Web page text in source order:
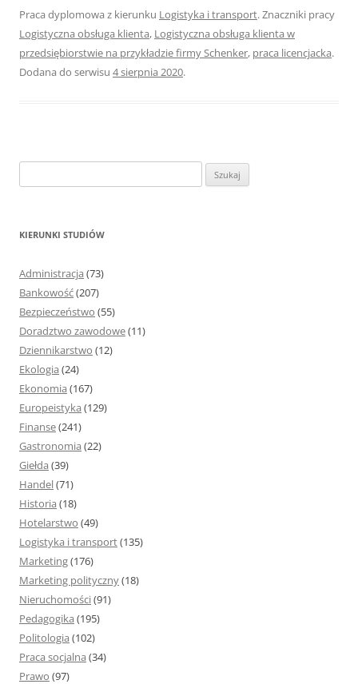
Praca dyplomowa z kierunku Logistyka i transport. Znaczniki pracy
Logistyczna obsługa klienta, Logistyczna obsługa klienta w
przedsiębiorstwie na przykładzie firmy Schenker, praca licencjacka.
Dodana do serwisu 4 sierpnia 2020.
z
KIERUNKI STUDIÓW
Administracja (73)
Bankowość(207)
Bezpieczeństwo (55)
Doradztwo zawodowe(11)
Dziennikarstwo (12)
Ekologia (24)
Ekonomia (167)
Europeistyka (129)
Finanse(241)
Gastronomia (22)
Giełda (39)
Handel(71)
Historia (18)
Hotelarstwo (49)
Logistyka i transport(135)
Marketing(176)
Marketing polityczny(18)
Nieruchomości(91)
Pedagogika (195)
Politologia (102)
Praca socjalna (34)
Prawo (97)